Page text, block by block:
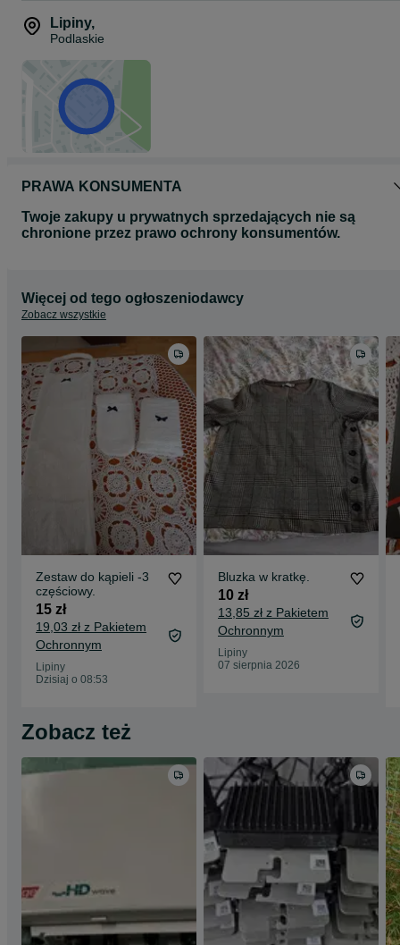
Lipiny,
Podlaskie
PRAWA KONSUMENTA
Twoje zakupy u prywatnych sprzedających nie są
chronione przez prawo ochrony konsumentów.
Więcej od tego ogłoszeniodawcy
Zobacz wszystkie
Zestaw do kąpieli -3
częściowy.
15 zł
19,03 zł z Pakietem
Ochronnym
Lipiny
Dzisiaj o 08:53
Bluzka w kratkę.
10 zł
13,85 zł z Pakietem
Ochronnym
Lipiny
07 sierpnia 2026
Zobacz też